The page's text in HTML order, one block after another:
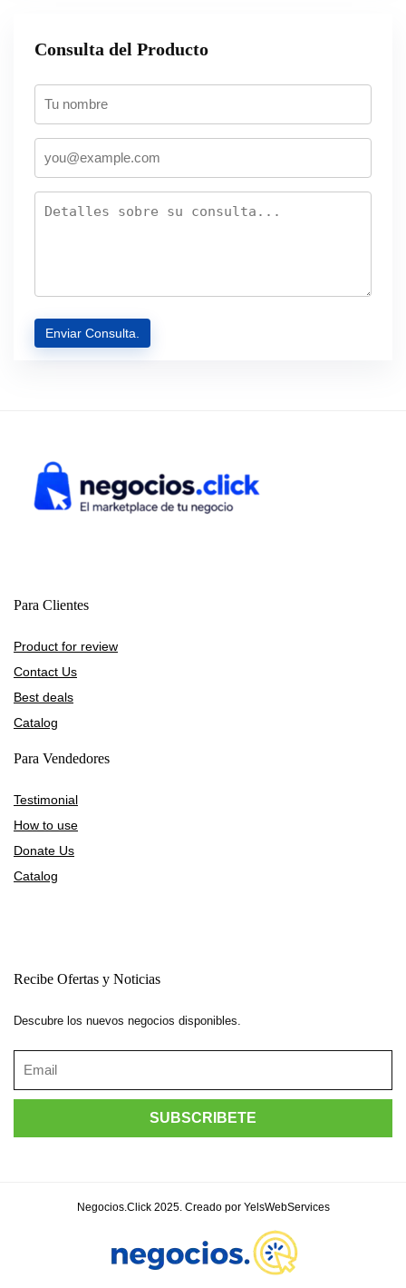
Consulta del Producto
Para Clientes
Product for review
Contact Us
Best deals
Catalog
Para Vendedores
Testimonial
How to use
Donate Us
Catalog
Recibe Ofertas y Noticias
Descubre los nuevos negocios disponibles.
Negocios.Click 2025. Creado por YelsWebServices